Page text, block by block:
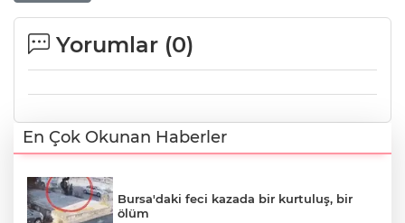
Yorumlar (0)
En Çok Okunan Haberler
Bursa'daki feci kazada bir kurtuluş, bir
ölüm